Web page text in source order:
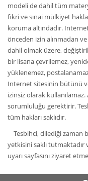
modeli de dahil tüm
fikri ve sınai mülkiyet
koruma altındadır.
önceden izin alınmadan
dahil olmak üzere,
bir lisana çevrilemez,
yüklenemez,
Internet sitesinin bütünü
izinsiz olarak
sorumluluğu gerektirir.
tüm hakları saklıdır.
Tesbihci, dilediği zaman
yetkisini saklı tutmaktadır
uyarı sayfasını ziyaret